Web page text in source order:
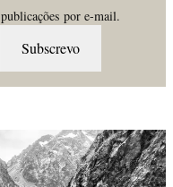
por e-mail.
Subscrevo